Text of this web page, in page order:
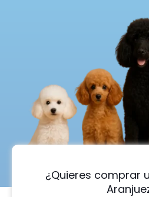
¿Quieres comprar